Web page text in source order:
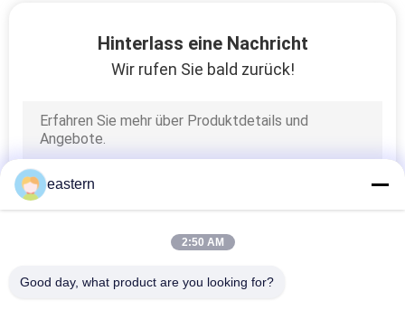
kleine Glasphiolen
Hinterlass eine Nachricht
Wir rufen Sie bald zurück!
eastern
2:50 AM
Good day, what product are you looking for?